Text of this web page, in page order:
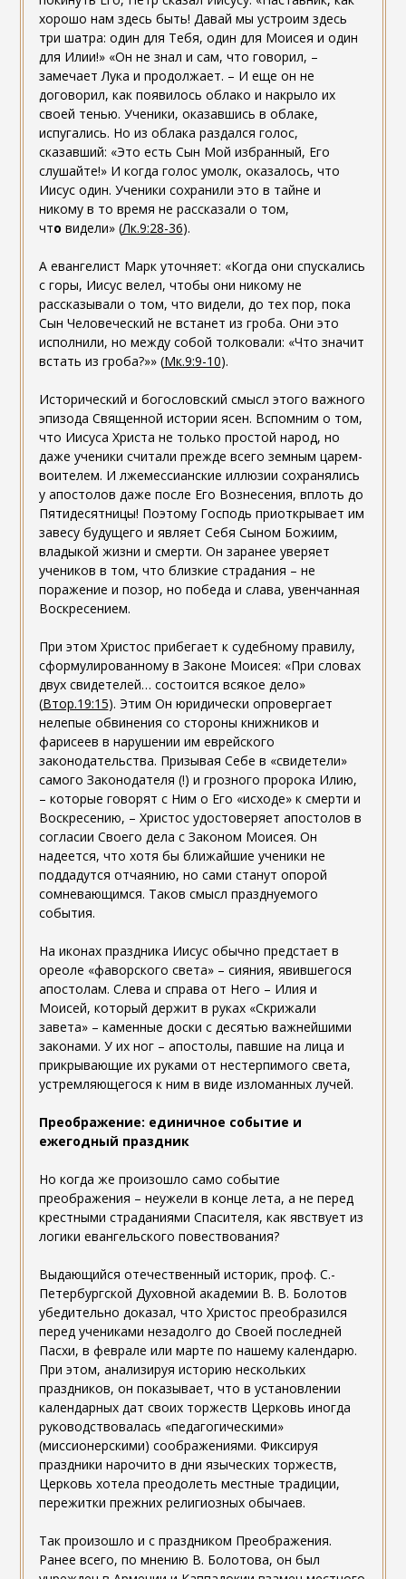
хорошо нам здесь быть! Давай мы устроим здесь
три шатра: один для Тебя, один для Моисея и один
для Илии!» «Он не знал и сам, что говорил, –
замечает Лука и продолжает. – И еще он не
договорил, как появилось облако и накрыло их
своей тенью. Ученики, оказавшись в облаке,
испугались. Но из облака раздался голос,
сказавший: «Это есть Сын Мой избранный, Его
слушайте!» И когда голос умолк, оказалось, что
Иисус один. Ученики сохранили это в тайне и
никому в то время не рассказали о том,
что видели» (Лк.9:28-36).
А евангелист Марк уточняет: «Когда они спускались
с горы, Иисус велел, чтобы они никому не
рассказывали о том, что видели, до тех пор, пока
Сын Человеческий не встанет из гроба. Они это
исполнили, но между собой толковали: «Что значит
встать из гроба?»» (Мк.9:9-10).
Исторический и богословский смысл этого важного
эпизода Священной истории ясен. Вспомним о том,
что Иисуса Христа не только простой народ, но
даже ученики считали прежде всего земным царем-
воителем. И лжемессианские иллюзии сохранялись
у апостолов даже после Его Вознесения, вплоть до
Пятидесятницы! Поэтому Господь приоткрывает им
завесу будущего и являет Себя Сыном Божиим,
владыкой жизни и смерти. Он заранее уверяет
учеников в том, что близкие страдания – не
поражение и позор, но победа и слава, увенчанная
Воскресением.
При этом Христос прибегает к судебному правилу,
сформулированному в Законе Моисея: «При словах
двух свидетелей… состоится всякое дело»
(Втор.19:15). Этим Он юридически опровергает
нелепые обвинения со стороны книжников и
фарисеев в нарушении им еврейского
законодательства. Призывая Себе в «свидетели»
самого Законодателя (!) и грозного пророка Илию,
– которые говорят с Ним о Его «исходе» к смерти и
Воскресению, – Христос удостоверяет апостолов в
согласии Своего дела с Законом Моисея. Он
надеется, что хотя бы ближайшие ученики не
поддадутся отчаянию, но сами станут опорой
сомневающимся. Таков смысл празднуемого
события.
На иконах праздника Иисус обычно предстает в
ореоле «фаворского света» – сияния, явившегося
апостолам. Слева и справа от Него – Илия и
Моисей, который держит в руках «Скрижали
завета» – каменные доски с десятью важнейшими
законами. У их ног – апостолы, павшие на лица и
прикрывающие их руками от нестерпимого света,
устремляющегося к ним в виде изломанных лучей.
Преображение: единичное событие и
ежегодный праздник
Но когда же произошло само событие
преображения – неужели в конце лета, а не перед
крестными страданиями Спасителя, как явствует из
логики евангельского повествования?
Выдающийся отечественный историк, проф. С.-
Петербургской Духовной академии В. В. Болотов
убедительно доказал, что Христос преобразился
перед учениками незадолго до Своей последней
Пасхи, в феврале или марте по нашему календарю.
При этом, анализируя историю нескольких
праздников, он показывает, что в установлении
календарных дат своих торжеств Церковь иногда
руководствовалась «педагогическими»
(миссионерскими) соображениями. Фиксируя
праздники нарочито в дни языческих торжеств,
Церковь хотела преодолеть местные традиции,
пережитки прежних религиозных обычаев.
Так произошло и с праздником Преображения.
Ранее всего, по мнению В. Болотова, он был